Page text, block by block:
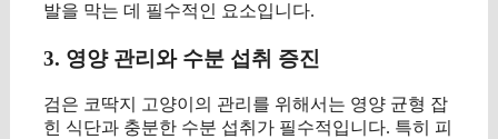
발을 막는 데 필수적인 요소입니다.
3. 영양 관리와 수분 섭취 증진
검은 코딱지 고양이의 관리를 위해서는 영양 균형 잡
힌 식단과 충분한 수분 섭취가 필수적입니다. 특히 피